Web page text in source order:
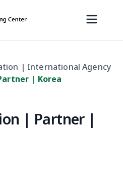
| International Agency
| Korea
| Partner |